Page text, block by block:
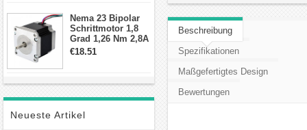
Nema 23 Bipolar
Schrittmotor 1,8
Grad 1,26 Nm 2,8A
2,5V 4 Drähte
€18.51
Neueste Artikel
Beschreibung
Spezifikationen
Maßgefertigtes Design
Bewertungen